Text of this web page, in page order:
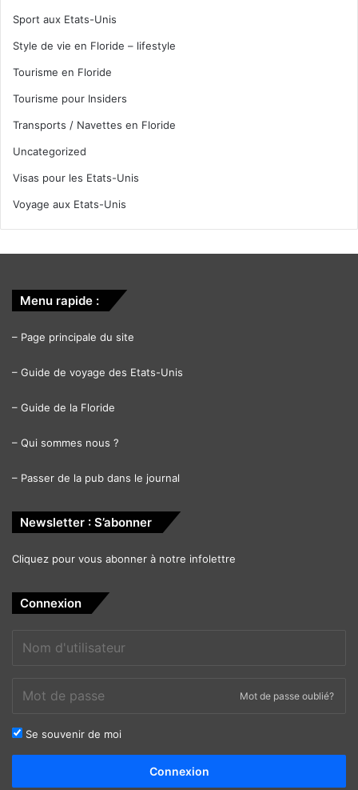
Sport aux Etats-Unis
Style de vie en Floride – lifestyle
Tourisme en Floride
Tourisme pour Insiders
Transports / Navettes en Floride
Uncategorized
Visas pour les Etats-Unis
Voyage aux Etats-Unis
Menu rapide :
– Page principale du site
– Guide de voyage des Etats-Unis
– Guide de la Floride
– Qui sommes nous ?
– Passer de la pub dans le journal
Newsletter : S’abonner
Cliquez pour vous abonner à notre infolettre
Connexion
Mot de passe oublié?
Se souvenir de moi
Connexion